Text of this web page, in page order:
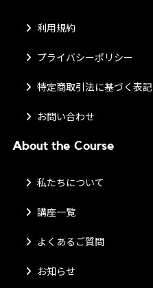
利用規約
プライバシーポリシー
特定商取引法に基づく表記
お問い合わせ
About the Course
私たちについて
講座一覧
よくあるご質問
お知らせ